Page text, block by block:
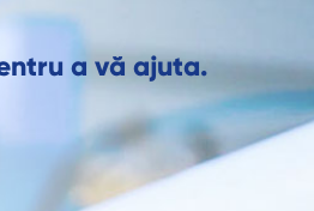
a vă ajuta.